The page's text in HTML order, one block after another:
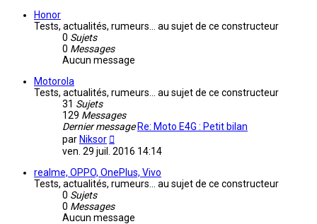
Honor
Tests, actualités, rumeurs... au sujet de ce constructeur
0 Sujets
0 Messages
Aucun message
Motorola
Tests, actualités, rumeurs... au sujet de ce constructeur
31 Sujets
129 Messages
Dernier message Re: Moto E4G : Petit bilan
par Niksor
le
message
ven. 29 juil. 2016 14:14
realme, OPPO, OnePlus, Vivo
Tests, actualités, rumeurs... au sujet de ce constructeur
0 Sujets
0 Messages
Aucun message